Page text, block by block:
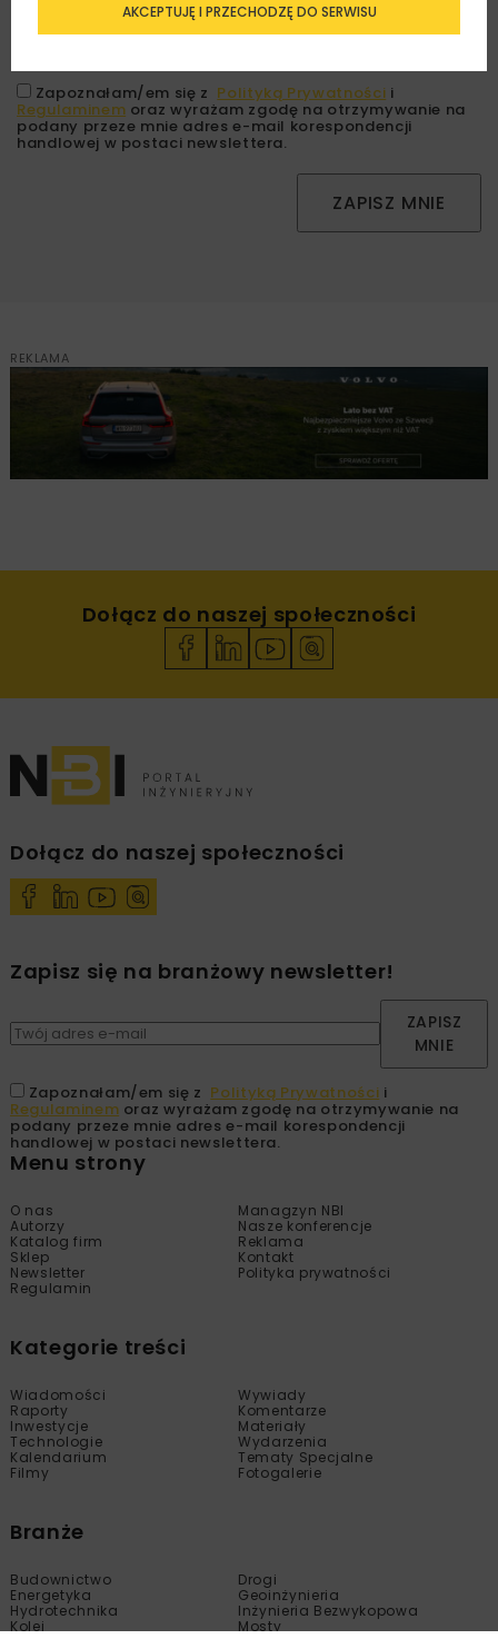
Zapoznałam/em się z Polityką Prywatności i
Regulaminem oraz wyrażam zgodę na otrzymywanie na
podany przeze mnie adres e-mail korespondencji
handlowej w postaci newslettera.
ZAPISZ MNIE
REKLAMA
Dołącz do naszej społeczności
Dołącz do naszej społeczności
Zapisz się na branżowy newsletter!
ZAPISZ
MNIE
Zapoznałam/em się z Polityką Prywatności i
Regulaminem oraz wyrażam zgodę na otrzymywanie na
podany przeze mnie adres e-mail korespondencji
handlowej w postaci newslettera.
Menu strony
O nas
Managzyn NBI
Autorzy
Nasze konferencje
Katalog firm
Reklama
Sklep
Kontakt
Newsletter
Polityka prywatności
Regulamin
Kategorie treści
Wiadomości
Wywiady
Raporty
Komentarze
Inwestycje
Materiały
Technologie
Wydarzenia
Kalendarium
Tematy Specjalne
Filmy
Fotogalerie
Branże
Budownictwo
Drogi
Energetyka
Geoinżynieria
Hydrotechnika
Inżynieria Bezwykopowa
Kolej
Mosty
AKCEPTUJĘ I PRZECHODZĘ DO SERWISU